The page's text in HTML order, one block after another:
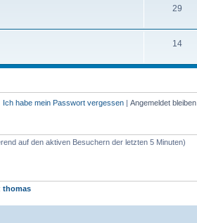
29
14
Ich habe mein Passwort vergessen | Angemeldet bleiben
auf den aktiven Besuchern der letzten 5 Minuten)
thomas